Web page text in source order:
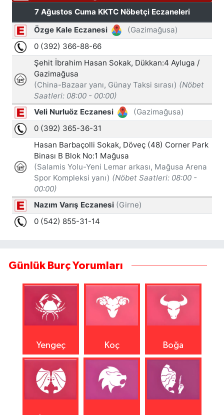
Günlük Burç Yorumları
Yengeç Koç Boğa